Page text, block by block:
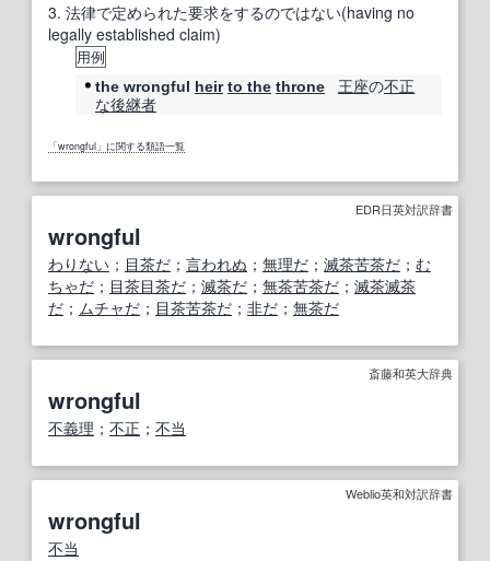
3. 法律で定められた要求をするのではない(having no
legally established claim)
用例
the wrongful heir to the throne 王座の不正
な後継者
「wrongful」に関する類語一覧
EDR日英対訳辞書
wrongful
わりない ； 目茶だ ； 言われぬ ； 無理だ ； 滅茶苦茶だ ； む
ちゃだ ； 目茶目茶だ ； 滅茶だ ； 無茶苦茶だ ； 滅茶滅茶
だ ； ムチャだ ； 目茶苦茶だ ； 非だ ； 無茶だ
斎藤和英大辞典
wrongful
不義理 ； 不正 ； 不当
Weblio英和対訳辞書
wrongful
不当